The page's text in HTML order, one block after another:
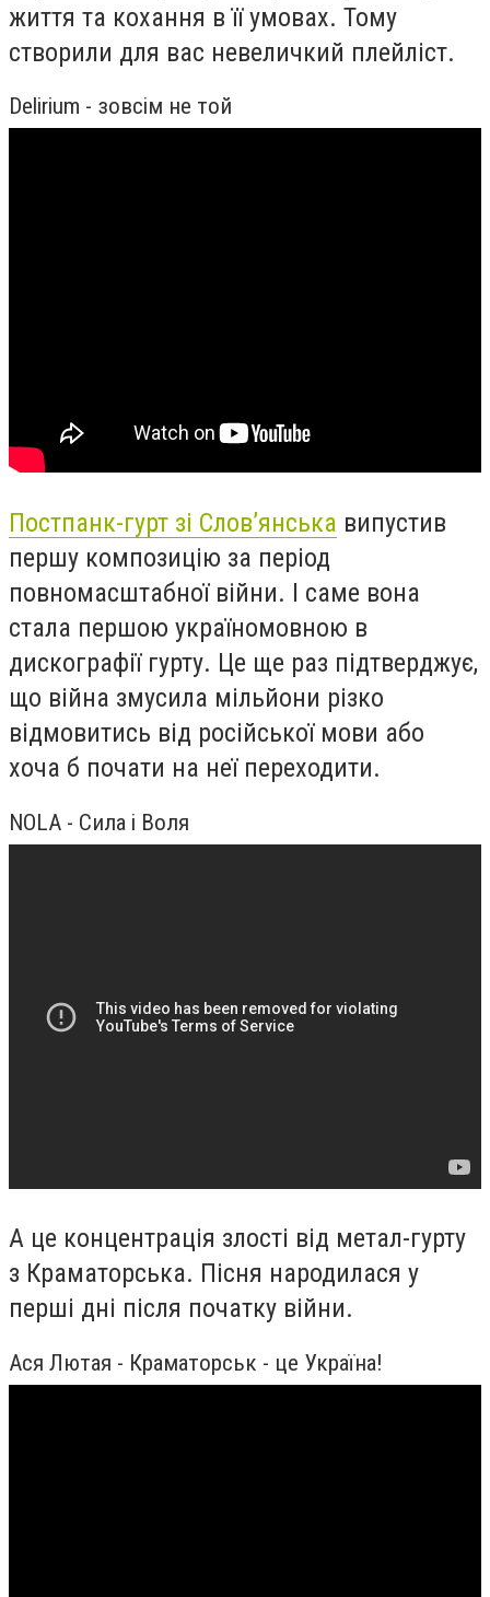
життя та кохання в її умовах. Тому
створили для вас невеличкий плейліст.
Delirium - зовсім не той
Постпанк-гурт зі Слов’янська випустив
першу композицію за період
повномасштабної війни. І саме вона
стала першою україномовною в
дискографії гурту. Це ще раз підтверджує,
що війна змусила мільйони різко
відмовитись від російської мови або
хоча б почати на неї переходити.
NOLA - Сила і Воля
А це концентрація злості від метал-гурту
з Краматорська. Пісня народилася у
перші дні після початку війни.
Ася Лютая - Краматорськ - це Україна!